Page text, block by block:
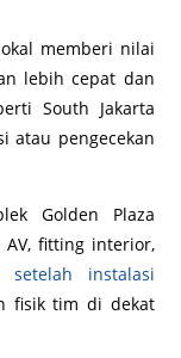
memberi nilai
lebih cepat dan
South Jakarta
atau pengecekan
Golden Plaza
fitting interior,
setelah instalasi
fisik tim di dekat